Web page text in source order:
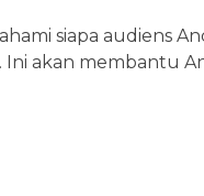
siapa audiens
akan membantu